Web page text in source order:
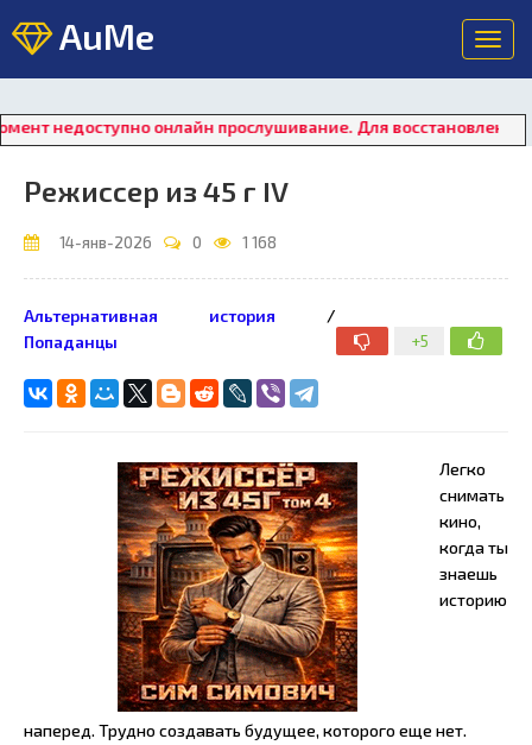
AuMe
онлайн прослушивание. Для восстановления работы
Режиссер из 45 г IV
14-янв-2026 0 1 168
+5
Альтернативная история /
Попаданцы
Легко
снимать
кино,
когда ты
знаешь
историю
наперед. Трудно создавать будущее, которого еще нет.